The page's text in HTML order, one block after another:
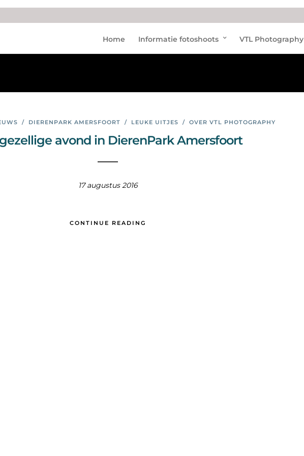
Home Informatie fotoshoots VTL Photography
aanr
/ DIERENPARK AMERSFOORT / LEUKE UITJES / OVER VTL PHOTOGRAPHY
avond in DierenPark Amersfoort
17 augustus 2016
CONTINUE READING